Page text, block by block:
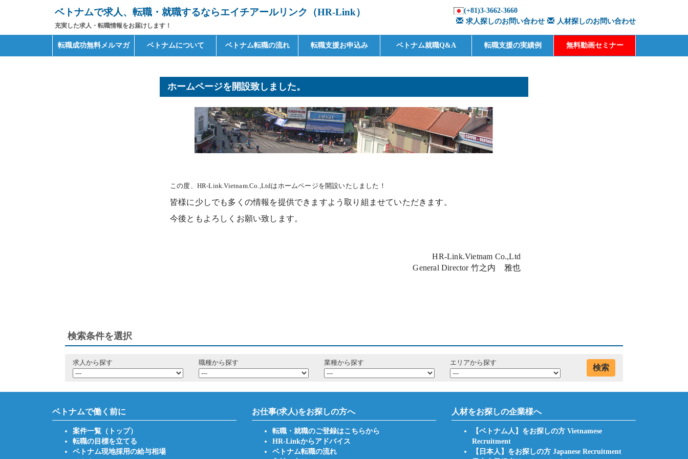
ベトナムで求人、転職・就職するならエイチアールリンク（HR-Link）
充実した求人・転職情報をお届けします！
(+81)3-3662-3660
求人探しのお問い合わせ
人材探しのお問い合わせ
Primary転職成功無料メルマガ ベトナムについて ベトナム転職の流れ 転職支援お申込み ベトナム就職Q&A 転職支援の実績例 無料動画セミナー
ホームページを開設致しました。
この度、HR-Link.Vietnam.Co.,Ltdはホームページを開設いたしました！
皆様に少しでも多くの情報を提供できますよう取り組ませていただきます。
今後ともよろしくお願い致します。
HR-Link.Vietnam Co.,Ltd
General Director 竹之内 雅也
検索条件を選択
求人から探す 職種から探す 業種から探す エリアから探す
検索
ベトナムで働く前に
案件一覧（トップ）
転職の目標を立てる
ベトナム現地採用の給与相場
お仕事(求人)をお探しの方へ
転職・就職のご登録はこちらから
HR-Linkからアドバイス
ベトナム転職の流れ
人材をお探しの企業様へ
【ベトナム人】をお探しの方 Vietnamese
Recruitment
【日本人】をお探しの方 Japanese Recruitment